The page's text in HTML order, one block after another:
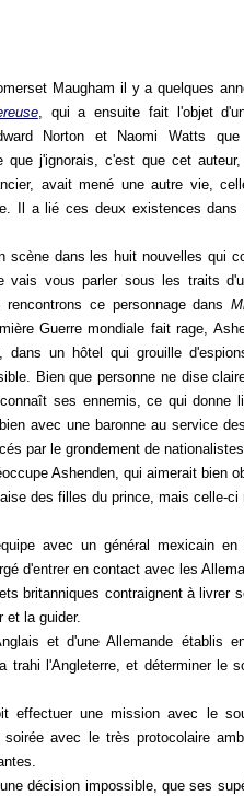
Maugham il y a quelques
, qui a ensuite fait l'objet
Norton et Naomi Watts
que j'ignorais, c'est que cet
avait mené une autre vie,
Il a lié ces deux existences dans
scène dans les huit nouvelles qui
vais vous parler sous les traits
rencontrons ce personnage dans
Guerre mondiale fait rage,
dans un hôtel qui grouille
Bien que personne ne dise
ses ennemis, ce qui donne
avec une baronne au service
par le grondement de
Ashenden, qui aimerait bien
des filles du prince, mais celle-ci
avec un général mexicain
d'entrer en contact avec les
britanniques contraignent à livrer
et la guider.
et d'une Allemande établis
trahi l'Angleterre, et déterminer le
effectuer une mission avec le
avec le très protocolaire
décision impossible, que ses